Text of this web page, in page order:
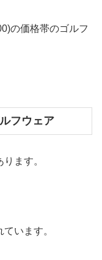
の価格帯のゴルフ
フウェア
ます。
います。